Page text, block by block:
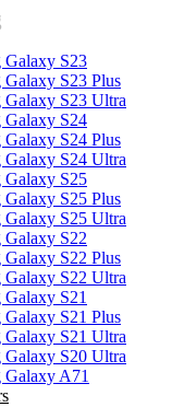
Galaxy S23
Galaxy S23 Plus
Galaxy S23 Ultra
Galaxy S24
Galaxy S24 Plus
Galaxy S24 Ultra
Galaxy S25
Galaxy S25 Plus
Galaxy S25 Ultra
Galaxy S22
Galaxy S22 Plus
Galaxy S22 Ultra
Galaxy S21
Galaxy S21 Plus
Galaxy S21 Ultra
Galaxy S20 Ultra
Galaxy A71